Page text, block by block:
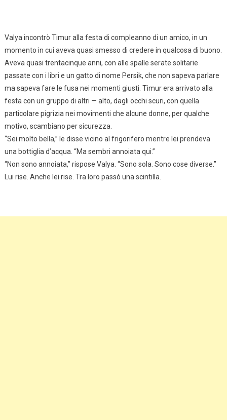
Valya incontrò Timur alla festa di compleanno di un amico, in un
momento in cui aveva quasi smesso di credere in qualcosa di buono.
Aveva quasi trentacinque anni, con alle spalle serate solitarie
passate con i libri e un gatto di nome Persik, che non sapeva parlare
ma sapeva fare le fusa nei momenti giusti. Timur era arrivato alla
festa con un gruppo di altri — alto, dagli occhi scuri, con quella
particolare pigrizia nei movimenti che alcune donne, per qualche
motivo, scambiano per sicurezza.
“Sei molto bella,” le disse vicino al frigorifero mentre lei prendeva
una bottiglia d’acqua. “Ma sembri annoiata qui.”
“Non sono annoiata,” rispose Valya. “Sono sola. Sono cose diverse.”
Lui rise. Anche lei rise. Tra loro passò una scintilla.